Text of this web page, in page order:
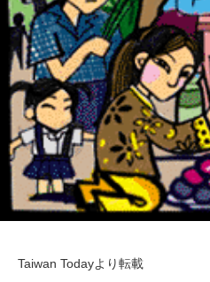
Taiwan Todayより転載